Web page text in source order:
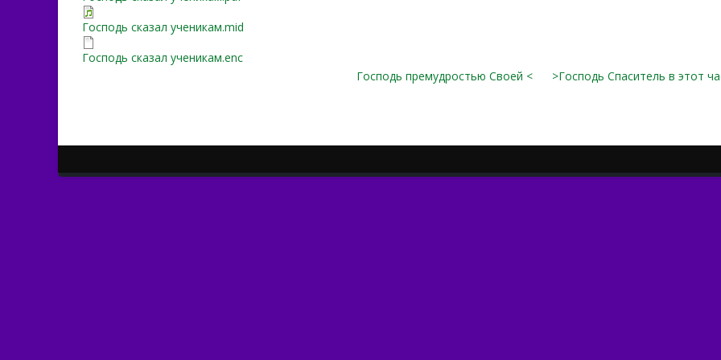
Господь сказал ученикам.mid
Господь сказал ученикам.enc
Господь премудростью Своей <
>Господь Спаситель в этот